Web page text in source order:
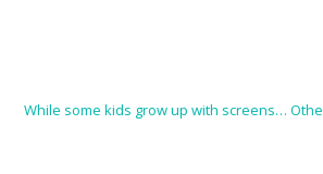
While some kids grow up with screens…